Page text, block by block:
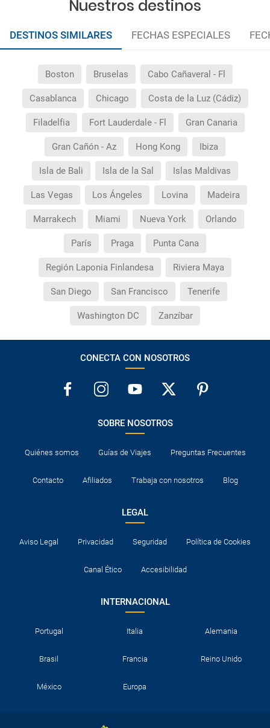
Nuestros destinos
DESTINOS SIMILARES FECHAS ESPECIALES
Boston Bruselas Cabo Cañaveral - Fl
Casablanca Chicago Costa de la Luz (Cádiz)
Filadelfia Fort Lauderdale - Fl Gran Canaria
Gran Cañón - Az Hong Kong Ibiza
Isla de Bali Isla de la Sal Islas Maldivas
Las Vegas Los Ángeles Lovina Madeira
Marrakech Miami Nueva York Orlando
París Praga Punta Cana
Región Laponia Finlandesa Riviera Maya
San Diego San Francisco Tenerife
Washington DC Zanzíbar
CONECTA CON NOSOTROS
SOBRE NOSOTROS
Quiénes somos Guías de Viajes Preguntas Frecuentes
Contacto Afiliados Trabaja con nosotros Blog
LEGAL
Aviso Legal Privacidad Seguridad Política de Cookies
Canal Ético Accesibilidad
INTERNACIONAL
Portugal Italia Alemania
Brasil Francia Reino Unido
México Europa